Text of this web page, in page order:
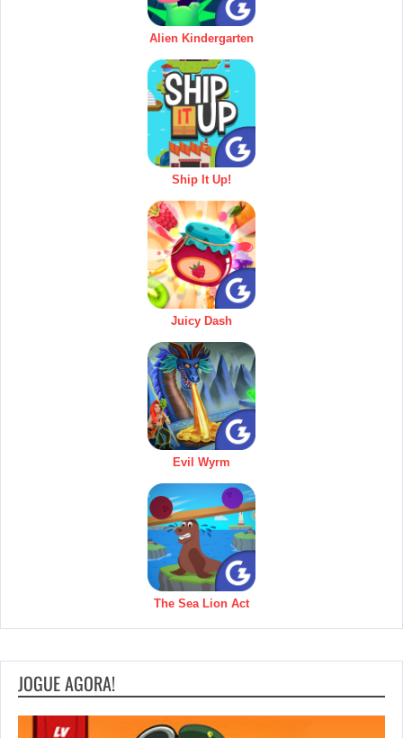
Alien Kindergarten
Ship It Up!
Juicy Dash
Evil Wyrm
The Sea Lion Act
JOGUE AGORA!